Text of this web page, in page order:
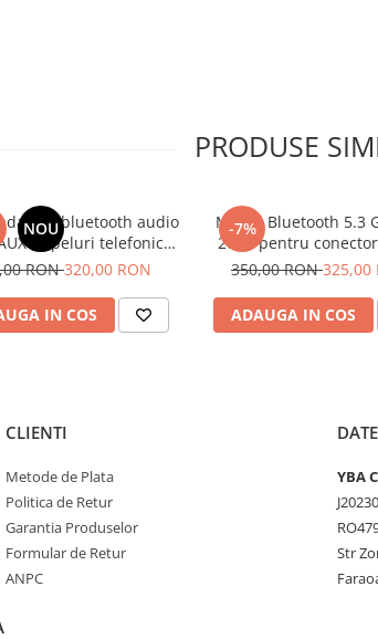
asigură o comunicare clară,
dispozitiv audio extern, precum
PRODUSE
NOUbluetooth audio
/ Apeluri telefonice
cu Honda Goldwing
RON320,00 RON
IN COS
-7%
Modul Bluetooth 5.3
200A pentru conector iPOD,
redare muzica,
consola
350,00 RON325,00
ADAUGA IN COS
CLIENTI
Metode de Plata
Politica de Retur
Garantia Produselor
Formular de Retur
ANPC
YBA
Str